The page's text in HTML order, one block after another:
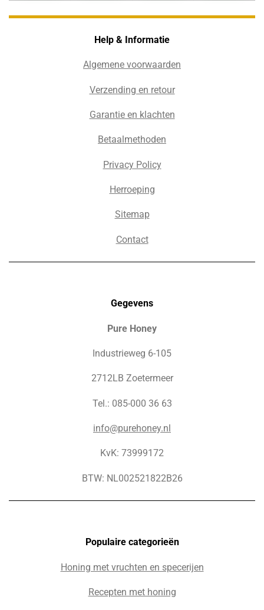
Help & Informatie
Algemene voorwaarden
Verzending en retour
Garantie en klachten
Betaalmethoden
Privacy Policy
Herroeping
Sitemap
Contact
Gegevens
Pure Honey
Industrieweg 6-105
2712LB Zoetermeer
Tel.: 085-000 36 63
info@purehoney.nl
KvK: 73999172
BTW: NL002521822B26
Populaire categorieën
Honing met vruchten en specerijen
Recepten met honing